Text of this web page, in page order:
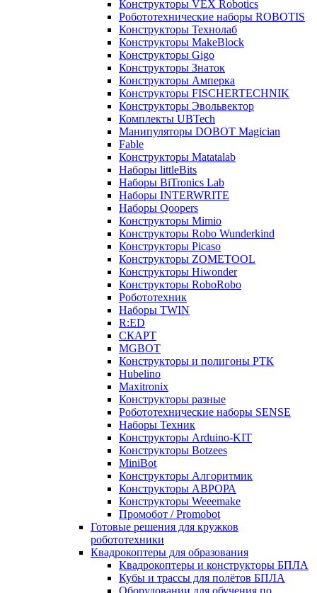
Конструкторы VEX Robotics
Робототехнические наборы ROBOTIS
Конструкторы Технолаб
Конструкторы MakeBlock
Конструкторы Gigo
Конструкторы Знаток
Конструкторы Амперка
Конструкторы FISCHERTECHNIK
Конструкторы Эвольвектор
Комплекты UBTech
Манипуляторы DOBOT Magician
Fable
Конструкторы Matatalab
Наборы littleBits
Наборы BiTronics Lab
Наборы INTERWRITE
Наборы Qoopers
Конструкторы Mimio
Конструкторы Robo Wunderkind
Конструкторы Picaso
Конструкторы ZOMETOOL
Конструкторы Hiwonder
Конструкторы RoboRobo
Робототехник
Наборы TWIN
R:ED
СКАРТ
MGBOT
Конструкторы и полигоны РТК
Hubelino
Maxitronix
Конструкторы разные
Робототехнические наборы SENSE
Наборы Техник
Конструкторы Arduino-KIT
Конструкторы Botzees
MiniBot
Конструкторы Алгоритмик
Конструкторы АВРОРА
Конструкторы Weeemake
Промобот / Promobot
Готовые решения для кружков
робототехники
Квадрокоптеры для образования
Квадрокоптеры и конструкторы БПЛА
Кубы и трассы для полётов БПЛА